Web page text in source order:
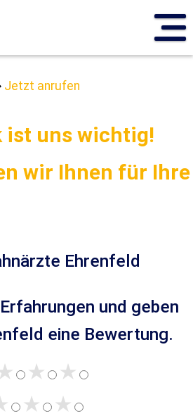
Jetzt anrufen
ist uns wichtig!
wir Ihnen für Ihre
Ehrenfeld
und geben
eine Bewertung.